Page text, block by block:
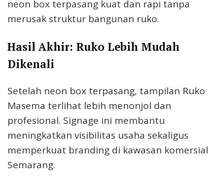
neon box terpasang kuat dan rapi tanpa
merusak struktur bangunan ruko.
Hasil Akhir: Ruko Lebih Mudah
Dikenali
Setelah neon box terpasang, tampilan Ruko
Masema terlihat lebih menonjol dan
profesional. Signage ini membantu
meningkatkan visibilitas usaha sekaligus
memperkuat branding di kawasan komersial
Semarang.